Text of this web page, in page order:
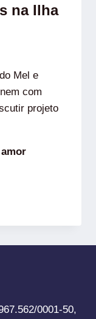
na Ilha
Mel e
com
projeto
0001-50,